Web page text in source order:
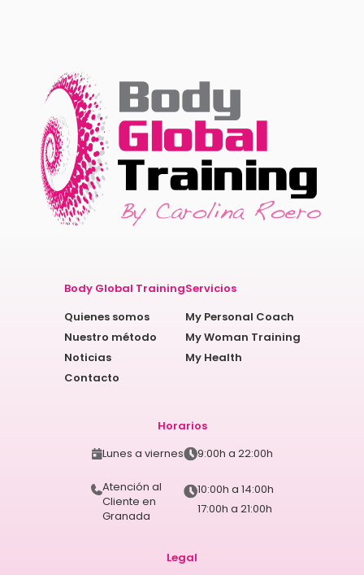
Body Global Training
Quienes somos
Nuestro método
Noticias
Contacto
Servicios
My Personal Coach
My Woman Training
My Health
Horarios
Lunes a viernes
9:00h a 22:00h
Atención al
Cliente en
Granada
10:00h a 14:00h
17:00h a 21:00h
Legal